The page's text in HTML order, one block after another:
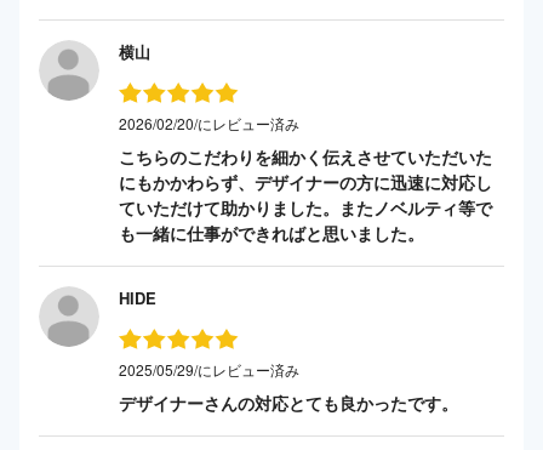
横山
2026/02/20/にレビュー済み
こちらのこだわりを細かく伝えさせていただいた
にもかかわらず、デザイナーの方に迅速に対応し
ていただけて助かりました。またノベルティ等で
も一緒に仕事ができればと思いました。
HIDE
2025/05/29/にレビュー済み
デザイナーさんの対応とても良かったです。